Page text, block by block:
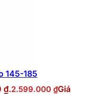
145-185
₫.2.599.000 ₫Giá